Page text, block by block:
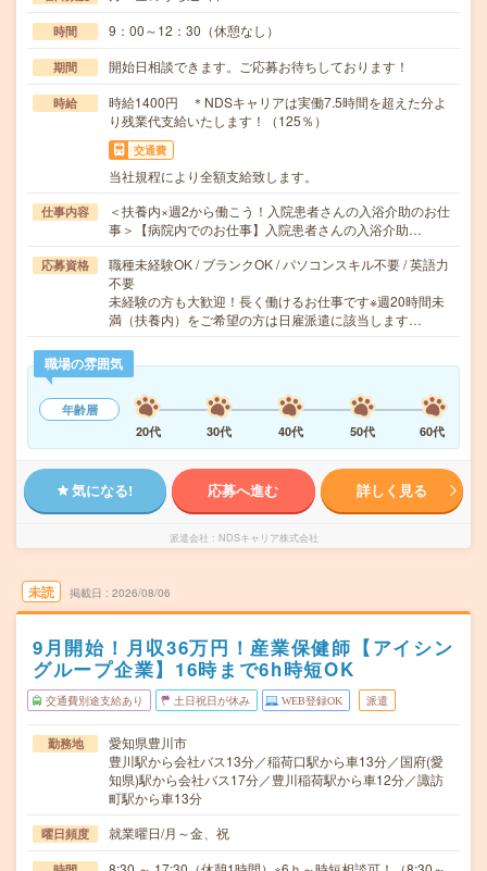
時間 9：00～12：30（休憩なし）
期間 開始日相談できます。ご応募お待ちしております！
時給
時給1400円 ＊NDSキャリアは実働7.5時間を超えた分よ
り残業代支給いたします！（125％）
交通費
当社規程により全額支給致します。
仕事内容
＜扶養内×週2から働こう！入院患者さんの入浴介助のお仕
事＞【病院内でのお仕事】入院患者さんの入浴介助…
応募資格
職種未経験OK / ブランクOK / パソコンスキル不要 / 英語力
不要
未経験の方も大歓迎！長く働けるお仕事です※週20時間未
満（扶養内）をご希望の方は日雇派遣に該当します…
職場の雰囲気
年齢層
20代
30代 40代 50代 60代
気になる! 応募へ進む 詳しく見る
派遣会社 NDSキャリア株式会社
未読 掲載日 2026/08/06
9月開始！月収36万円！産業保健師【アイシン
グループ企業】16時まで6h時短OK
交通費別途支給あり 土日祝日が休み WEB登録OK 派遣
勤務地
愛知県豊川市
豊川駅から会社バス13分／稲荷口駅から車13分／国府(愛
知県)駅から会社バス17分／豊川稲荷駅から車12分／諏訪
町駅から車13分
曜日頻度 就業曜日/月～金、祝